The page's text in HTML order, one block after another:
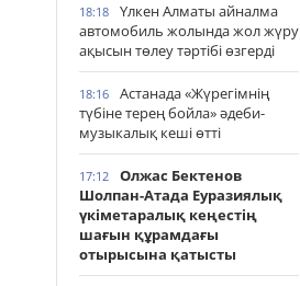
18:18
Үлкен Алматы айналма
автомобиль жолында жол жүру
ақысын төлеу тәртібі өзгерді
18:16
Астанада «Жүрегімнің
түбіне терең бойла» әдеби-
музыкалық кеші өтті
17:12
Олжас Бектенов
Шолпан-Атада Еуразиялық
үкіметаралық кеңестің
шағын құрамдағы
отырысына қатысты